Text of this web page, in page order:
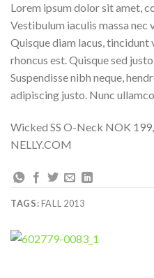
Lorem ipsum dolor sit amet,
Vestibulum iaculis massa
Quisque diam lacus,
rhoncus est. Quisque sed
Suspendisse nibh neque,
adipiscing justo. Nunc
Wicked SS O-Neck NOK
NELLY.COM
TAGS:FALL 2013